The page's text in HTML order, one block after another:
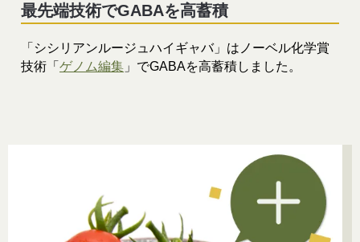
最先端技術でGABAを高蓄積
「シシリアンルージュハイギャバ」はノーベル化学賞
技術「 ゲノム編集 」でGABAを高蓄積しました。